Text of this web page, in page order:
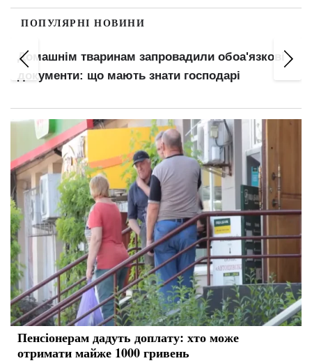
ПОПУЛЯРНІ НОВИНИ
Оренда в Києві: на Лук'янівці та Дарниці житло
не здають навіть за низькими цінами
Пенсіонерам дадуть доплату: хто може
отримати майже 1000 гривень